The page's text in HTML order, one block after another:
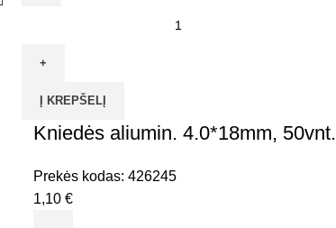
Nerūd.plieno
9mm,
12-
Į KREPŠELĮ
Kniedės aliumin. 4.0*18mm, 50vnt.
Prekės kodas: 426245
1,10 €